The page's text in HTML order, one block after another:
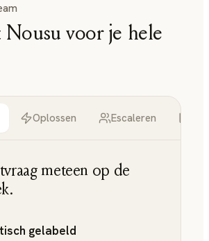
Nousu voor je hele
Oplossen Escaleren
meteen op de
gelabeld